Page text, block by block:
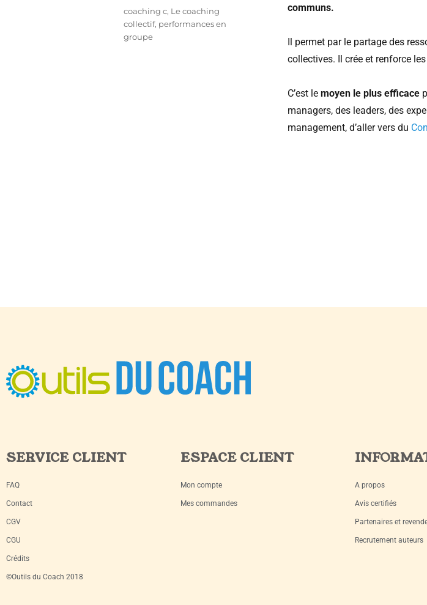
communs.
Il permet par le partage des
collectives. Il crée et renforce
C’est lemoyen le plus efficace
managers, des leaders, des
management, d’aller vers du
coaching c, Le coaching
collectif, performances en
groupe
SERVICE CLIENT
FAQ
Contact
CGV
CGU
Crédits
©Outils du Coach 2018
ESPACE CLIENT
Mon compte
Mes commandes
A propos
Avis certifiés
Partenaires et
Recrutement auteurs